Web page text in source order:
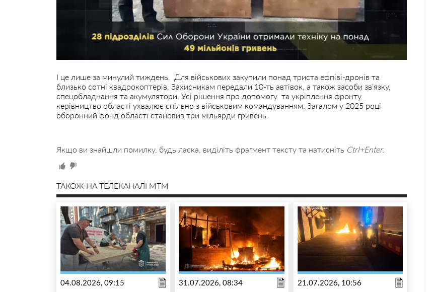
І це лише за минулий тиждень. Для військових закупили понад триста ефпіві-дронів та
близько сотні квадрокоптерів. Захисникам передали 10-ть автівок, а також засоби зв’язку,
спецобладнання та акумулятори. Усі рішення про допомогу та укріплення фронту
керівництво області ухвалює спільно з військовим командуванням. Загалом у 2025 році
оборонний фонд області становив три мільярди гривень.
Якщо ви знайшли помилку, будь ласка, виділіть фрагмент тексту та натисніть Ctrl+Enter.
ТАКОЖ НА ТЕЛЕКАНАЛІ MTM
04.08.2026, 09:15 31.07.2026, 08:34 21.07.2026, 10:56